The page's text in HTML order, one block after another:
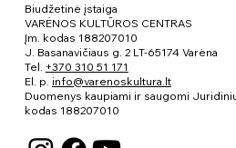
Biudžetinė įstaiga
VARĖNOS KULTŪROS CENTRAS
Įm. kodas 188207010
J. Basanavičiaus g. 2 LT-65174 Varėna
Tel. +370 310 51 171
El. p. info@varenoskultura.lt
Duomenys kaupiami ir saugomi
kodas 188207010